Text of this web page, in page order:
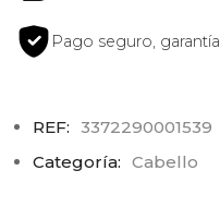
Pago seguro,
REF: 3372290001539
Categoría: Cabello